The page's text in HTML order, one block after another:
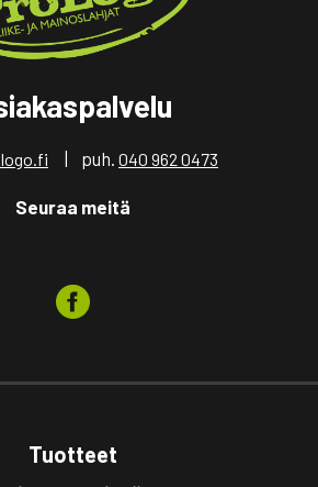
| puh. 040 962 0473
Seuraa meitä
Tuotteet